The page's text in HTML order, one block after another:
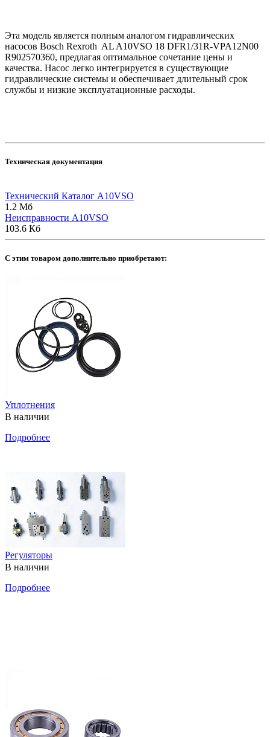
Эта модель является полным аналогом гидравлических
насосов Bosch Rexroth AL A10VSO 18 DFR1/31R-VPA12N00
R902570360, предлагая оптимальное сочетание цены и
качества. Насос легко интегрируется в существующие
гидравлические системы и обеспечивает длительный срок
службы и низкие эксплуатационные расходы.
Техническая документация
Технический Каталог A10VSO
1.2 Мб
Неисправности A10VSO
103.6 Кб
C этим товаром дополнительно приобретают:
Уплотнения
В наличии
Подробнее
Регуляторы
В наличии
Подробнее